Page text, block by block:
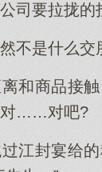
司要拉拢的
不是什么交
和商品接
对……对吧?
江封宴给